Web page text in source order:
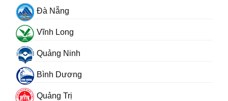
Đà Nẵng
Vĩnh Long
Quảng Ninh
Bình Dương
Quảng Trị